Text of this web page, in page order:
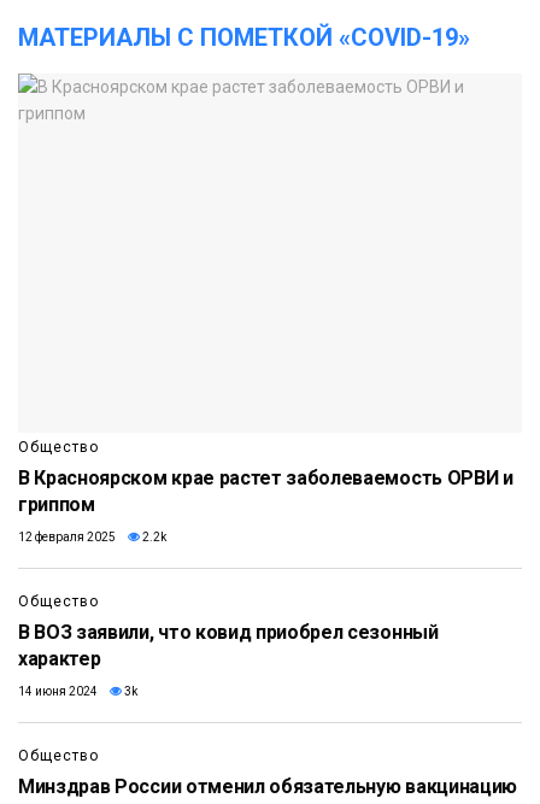
МАТЕРИАЛЫ С ПОМЕТКОЙ «COVID-19»
Общество
В Красноярском крае растет заболеваемость ОРВИ и
гриппом
12 февраля 2025 2.2k
Общество
В ВОЗ заявили, что ковид приобрел сезонный
характер
14 июня 2024 3k
Общество
Минздрав России отменил обязательную вакцинацию